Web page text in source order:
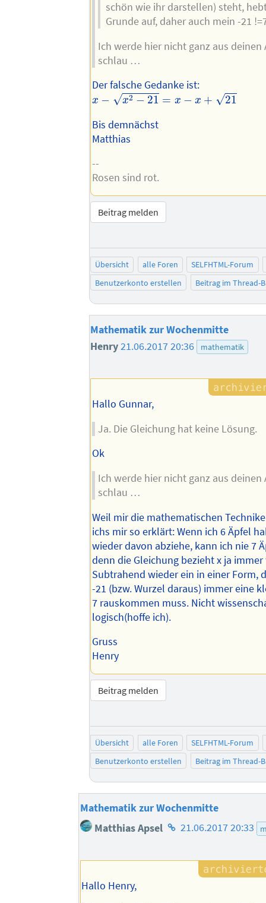
schön wie ihr darstellen) steht,
Grunde auf, daher auch mein -21
Ich werde hier nicht ganz aus deinen
schlau …
Der falsche Gedanke ist:
x − √x2 − 21 = x − x + √21
x−x 2−21=x−x+21
Bis demnächst
Matthias
--
Rosen sind rot.
Beitrag melden
Übersicht alle Foren
SELFHTML-Forum
Benutzerkonto erstellen
Beitrag im Thread-
Mathematik zur Wochenmitte
Henry21.06.2017 20:36 mathematik
Hallo Gunnar,
Ja. Die Gleichung hat keine Lösung.
Ok
Ich werde hier nicht ganz aus deinen
schlau …
Weil mir die mathematischen
ichs mir so erklärt: Wenn ich 6 Äpfel
wieder davon abziehe, kann ich nie 7
denn die Gleichung bezieht x ja
Subtrahend wieder ein in einer Form,
-21 (bzw. Wurzel daraus) immer eine
7 rauskommen muss. Nicht
logisch(hoffe ich).
Gruss
Henry
Beitrag melden
Übersicht alle Foren
SELFHTML-Forum
Benutzerkonto erstellen
Beitrag im Thread-
Mathematik zur Wochenmitte
Matthias Apsel Homepage
Autors
21.06.2017 20:33
Hallo Henry,